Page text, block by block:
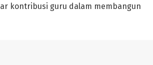
kontribusi guru dalam membangun